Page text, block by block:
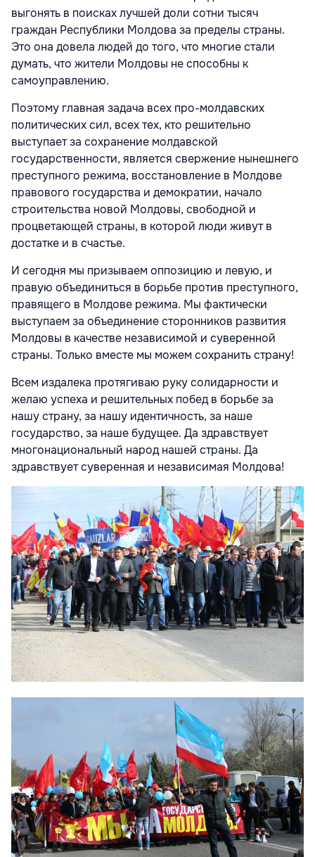
выгонять в поисках лучшей доли сотни тысяч
граждан Республики Молдова за пределы страны.
Это она довела людей до того, что многие стали
думать, что жители Молдовы не способны к
самоуправлению.
Поэтому главная задача всех про-молдавских
политических сил, всех тех, кто решительно
выступает за сохранение молдавской
государственности, является свержение нынешнего
преступного режима, восстановление в Молдове
правового государства и демократии, начало
строительства новой Молдовы, свободной и
процветающей страны, в которой люди живут в
достатке и в счастье.
И сегодня мы призываем оппозицию и левую, и
правую объединиться в борьбе против преступного,
правящего в Молдове режима. Мы фактически
выступаем за объединение сторонников развития
Молдовы в качестве независимой и суверенной
страны. Только вместе мы можем сохранить страну!
Всем издалека протягиваю руку солидарности и
желаю успеха и решительных побед в борьбе за
нашу страну, за нашу идентичность, за наше
государство, за наше будущее. Да здравствует
многонациональный народ нашей страны. Да
здравствует суверенная и независимая Молдова!